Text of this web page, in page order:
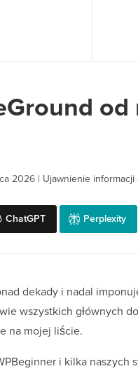
od
2026 | Ujawnienie
ChatGPT Perplexity
dekady i nadal
wszystkich głównych
na mojej liście.
i kilka naszych